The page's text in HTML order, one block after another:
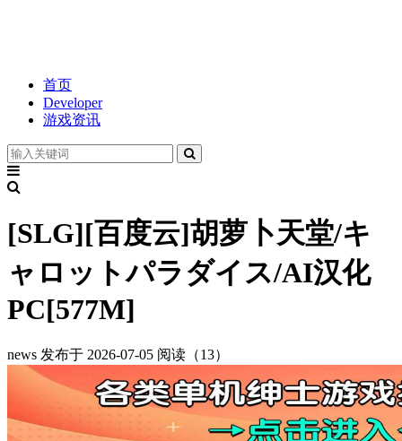
首页
Developer
游戏资讯
[SLG][百度云]胡萝卜天堂/キ
ャロットパラダイス/AI汉化
PC[577M]
news 发布于 2026-07-05 阅读（13）